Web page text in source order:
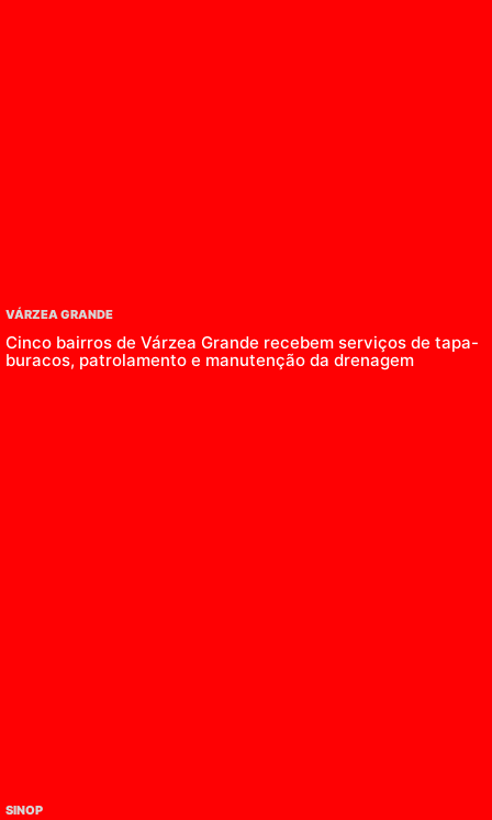
VÁRZEA GRANDE
Cinco bairros de Várzea Grande recebem serviços de tapa-
buracos, patrolamento e manutenção da drenagem
SINOP